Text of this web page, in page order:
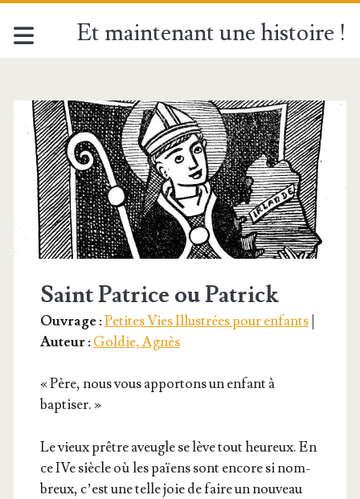
Et maintenant une histoire !
Étiquette :
<span>Saint
Patrice</span>
Saint Patrice ou Patrick
Ouvrage :Petites Vies Illustrées pour enfants|
Auteur :Goldie, Agnès
« Père, nous vous appor­tons un enfant à
baptiser. »
Le vieux prêtre aveugle se lève tout heu­reux. En
ce IVe siècle où les païens sont encore si nom­
breux, c’est une telle joie de faire un nou­veau